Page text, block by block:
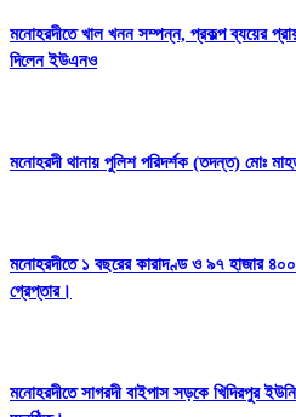
মনোহরদীতে খাল খনন সম্পন্ন, প্রকল্প ব্যয়ের
দিলেন ইউএনও
মনোহরদী থানায় পুলিশ পরিদর্শক (তদন্ত) মোঃ
মনোহরদীতে ১ বছরের কারাদণ্ড ও ৯৭ হাজার
গ্রেপ্তার।
মনোহরদীতে সাগরদী বাইপাস সড়কে খিদিরপুর